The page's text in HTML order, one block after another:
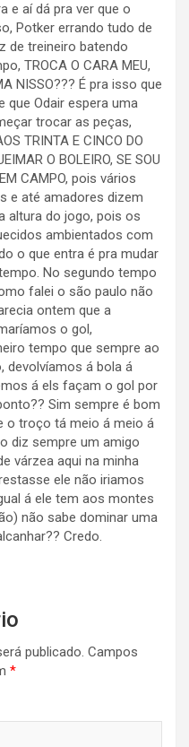
e aí dá pra ver que o
Potker errando tudo de
de treineiro batendo
TROCA O CARA MEU,
NISSO??? É pra isso que
que Odair espera uma
trocar as peças,
TRINTA E CINCO DO
O BOLEIRO, SE SOU
CAMPO, pois vários
e até amadores dizem
altura do jogo, pois os
ambientados com
o que entra é pra mudar
No segundo tempo
falei o são paulo não
ontem que a
o gol,
tempo que sempre ao
devolvíamos á bola á
á els façam o gol por
Sim sempre é bom
o troço tá meio á meio á
diz sempre um amigo
várzea aqui na minha
ele não iriamos
á ele tem aos montes
não sabe dominar uma
Credo.
publicado. Campos
*